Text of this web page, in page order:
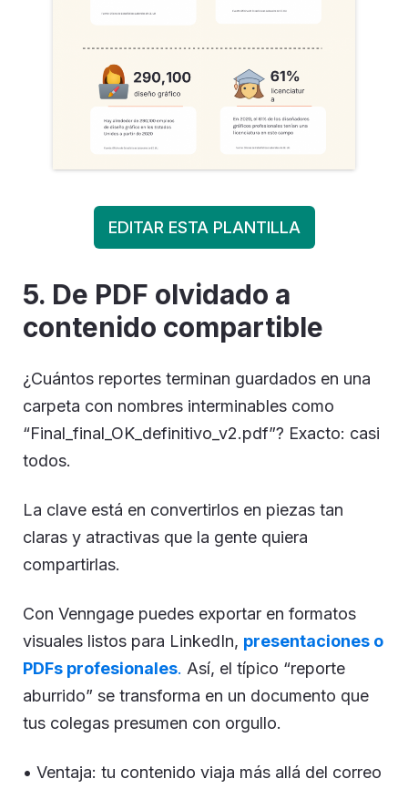
EDITAR ESTA PLANTILLA
5. De PDF olvidado a
contenido compartible
¿Cuántos reportes terminan guardados en una
carpeta con nombres interminables como
“Final_final_OK_definitivo_v2.pdf”? Exacto: casi
todos.
La clave está en convertirlos en piezas tan
claras y atractivas que la gente quiera
compartirlas.
Con Venngage puedes exportar en formatos
visuales listos para LinkedIn, presentaciones o
PDFs profesionales. Así, el típico “reporte
aburrido” se transforma en un documento que
tus colegas presumen con orgullo.
• Ventaja: tu contenido viaja más allá del correo